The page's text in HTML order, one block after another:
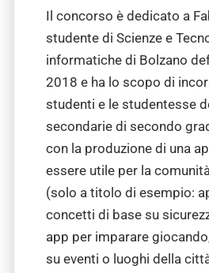
Il concorso è dedicato a
studente di Scienze e
informatiche di Bolzano
2018 e ha lo scopo di
studenti e le studentesse
secondarie di secondo
con la produzione di una
essere utile per la
(solo a titolo di esempio:
concetti di base su
app per imparare
su eventi o luoghi della